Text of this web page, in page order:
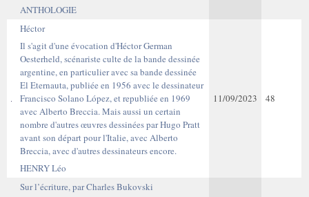
ANTHOLOGIE
Héctor
Il s'agit d'une évocation d'Héctor German
Oesterheld, scénariste culte de la bande dessinée
argentine, en particulier avec sa bande dessinée
El Eternauta, publiée en 1956 avec le dessinateur
Francisco Solano López, et republiée en 1969
avec Alberto Breccia. Mais aussi un certain
nombre d'autres œuvres dessinées par Hugo Pratt
avant son départ pour l'Italie, avec Alberto
Breccia, avec d'autres dessinateurs encore.
HENRY Léo
11/09/2023 48
Sur l’écriture, par Charles Bukovski